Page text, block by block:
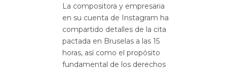
La compositora y empresaria
en su cuenta de Instagram ha
compartido detalles de la cita
pactada en Bruselas a las 15
horas, así como el propósito
fundamental de los derechos